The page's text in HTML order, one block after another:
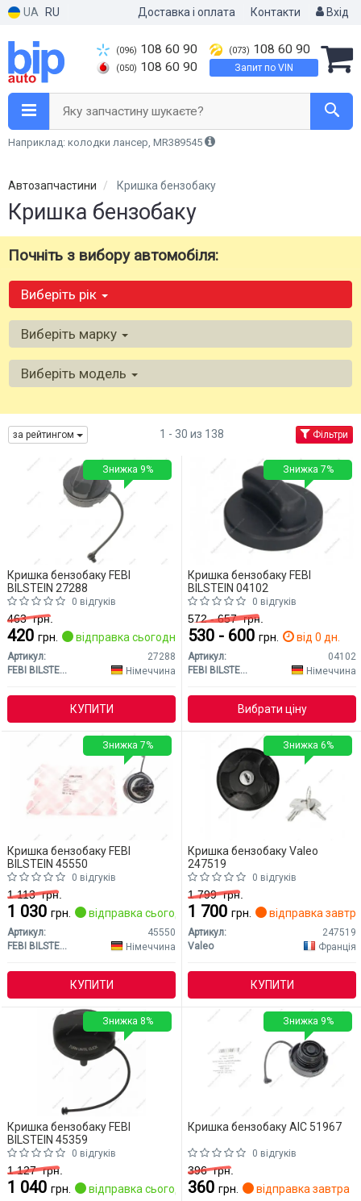
UA RU Доставка і оплата Контакти Вхід
(096) 108 60 90
(050) 108 60 90
(073) 108 60 90
Запит по VIN
Яку запчастину шукаєте?
Наприклад: колодки лансер, MR389545
Автозапчастини Кришка бензобаку
Кришка бензобаку
Почніть з вибору автомобіля:
Виберіть рік
Виберіть марку
Виберіть модель
за рейтингом 1 - 30 из 138 Фільтри
Кришка бензобаку FEBI
BILSTEIN 27288
0 відгуків
463грн.
420 грн. відправка сьогодні
Артикул:
27288
FEBI BILSTEIN
Німеччина
КУПИТИ
Знижка 9%
Кришка бензобаку FEBI
BILSTEIN 04102
0 відгуків
572 - 657грн.
530 - 600 грн. від 0 дн.
Артикул:
04102
FEBI BILSTEIN
Німеччина
Вибрати ціну
Знижка 7%
Кришка бензобаку FEBI
BILSTEIN 45550
0 відгуків
1 113грн.
1 030 грн. відправка сьогодні
Артикул:
45550
FEBI BILSTEIN
Німеччина
КУПИТИ
Знижка 7%
Кришка бензобаку Valeo
247519
0 відгуків
1 799грн.
1 700 грн. відправка
Артикул:
247519
Valeo
Франція
КУПИТИ
Знижка 6%
Кришка бензобаку FEBI
BILSTEIN 45359
0 відгуків
1 127грн.
1 040 грн. відправка сьогодні
Знижка 8%
Кришка бензобаку AIC 51967
0 відгуків
396грн.
360 грн. відправка завтра
Знижка 9%